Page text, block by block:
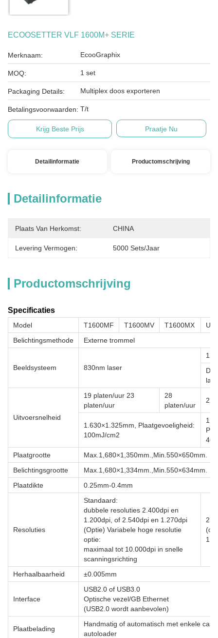
ECOOSETTER VLF 1600M+ SERIE
Merknaam: EcooGraphix
MOQ: 1 set
Packaging Details: Multiplex doos exporteren
Betalingsvoorwaarden: T/t
Krijg Beste Prijs Praatje Nu
Detailinformatie Productomschrijving
Detailinformatie
Plaats Van Herkomst: CHINA
Levering Vermogen: 5000 Sets/jaar
Productomschrijving
Specificaties
Model T1600MF T1600MV T1600MX
Belichtingsmethode
Externe trommel
Beeldsysteem 830nm laser
Uitvoersnelheid
19 platen/uur 23
platen/uur
28
platen/uur
22
1.630×1.325mm, Plaatgevoeligheid:
100mJ/cm2
Plaatgrootte
Max.1,680×1,350mm.,Min.550×650mm.
Belichtingsgrootte
Max.1,680×1,334mm.,Min.550×634mm.
Plaatdikte
0.25mm-0.4mm
Resoluties
Standaard:
dubbele resoluties 2.400dpi en
1.200dpi, of 2.540dpi en 1.270dpi
(Optie) Variabele hoge resolutie
optie:
maximaal tot 10.000dpi in snelle
scanningsrichting
Herhaalbaarheid ±0.005mm
Interface
USB2.0 of USB3.0
Optische vezel/GB Ethernet
(USB2.0 wordt aanbevolen)
Plaatbelading
Handmatig of automatisch met enkele
autoloader